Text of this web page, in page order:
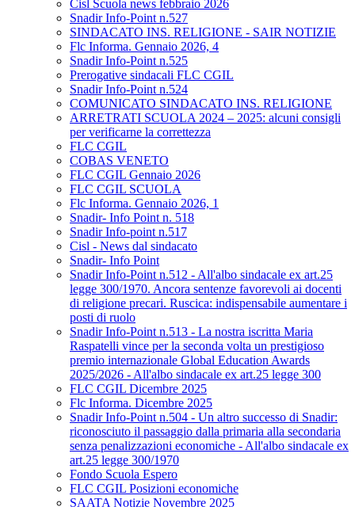
Cisl Scuola news febbraio 2026
Snadir Info-Point n.527
SINDACATO INS. RELIGIONE - SAIR NOTIZIE
Flc Informa. Gennaio 2026, 4
Snadir Info-Point n.525
Prerogative sindacali FLC CGIL
Snadir Info-Point n.524
COMUNICATO SINDACATO INS. RELIGIONE
ARRETRATI SCUOLA 2024 – 2025: alcuni consigli
per verificarne la correttezza
FLC CGIL
COBAS VENETO
FLC CGIL Gennaio 2026
FLC CGIL SCUOLA
Flc Informa. Gennaio 2026, 1
Snadir- Info Point n. 518
Snadir Info-point n.517
Cisl - News dal sindacato
Snadir- Info Point
Snadir Info-Point n.512 - All'albo sindacale ex art.25
legge 300/1970. Ancora sentenze favorevoli ai docenti
di religione precari. Ruscica: indispensabile aumentare i
posti di ruolo
Snadir Info-Point n.513 - La nostra iscritta Maria
Raspatelli vince per la seconda volta un prestigioso
premio internazionale Global Education Awards
2025/2026 - All'albo sindacale ex art.25 legge 300
FLC CGIL Dicembre 2025
Flc Informa. Dicembre 2025
Snadir Info-Point n.504 - Un altro successo di Snadir:
riconosciuto il passaggio dalla primaria alla secondaria
senza penalizzazioni economiche - All'albo sindacale ex
art.25 legge 300/1970
Fondo Scuola Espero
FLC CGIL Posizioni economiche
SAATA Notizie Novembre 2025